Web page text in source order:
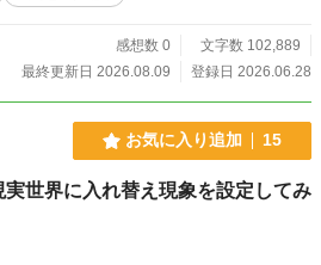
さん、現実の世界に目を向けて下さい。 あ
？ この小三災が大三災になるのが日月神示の
なのです。 さて、本小説は私が今執筆中の小
を決意したものです。 これからは、一寸先は
に突入することでしょう。 今迄人類が経験し
が起きるでしょう。 当たり前に暮らしている
ずつ、当たり前ではなくなっていくことでし
感想数 0
文字数 102,889
最終更新日 2026.08.09
登録日 2026.06.28
お気に入り追加 15
世界に入れ替え現象を設定してみ